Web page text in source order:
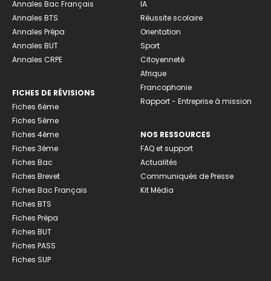
Annales Bac Français
Annales BTS
Annales Prépa
Annales BUT
Annales CRPE
FICHES DE RÉVISIONS
Fiches 6ème
Fiches 5ème
Fiches 4ème
Fiches 3ème
Fiches Bac
Fiches Brevet
Fiches Bac Français
Fiches BTS
Fiches Prépa
Fiches BUT
Fiches PASS
Fiches SUP
IA
Réussite scolaire
Orientation
Sport
Citoyenneté
Afrique
Francophonie
Rapport - Entreprise à mission
NOS RESSOURCES
FAQ et support
Actualités
Communiqués de Presse
Kit Média